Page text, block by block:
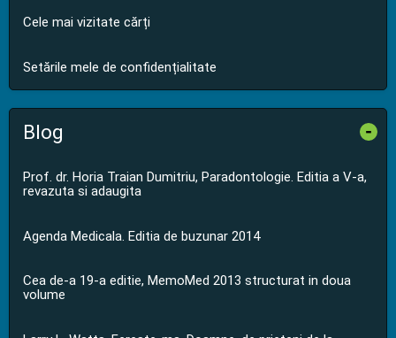
Cele mai vizitate cărți
Setările mele de confidențialitate
Blog -
Prof. dr. Horia Traian Dumitriu, Paradontologie. Editia a V-a,
revazuta si adaugita
Agenda Medicala. Editia de buzunar 2014
Cea de-a 19-a editie, MemoMed 2013 structurat in doua
volume